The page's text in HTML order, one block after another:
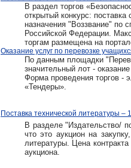
В раздел торгов
открытый конкурс: поставка
назначения "Воззвание" по
Российской Федерации.
торгам размещена на
Оказание услуг по перевозке
По данным площадки
значительный лот -
Форма проведения торгов -
«Тендеры».
Поставка технической литературы –
В разделе "Издательство/
что это аукцион на
литературы. Цена
аукциона.